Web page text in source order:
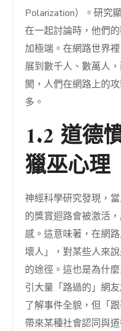
Polarization）。研究
在一起討論時，他們
加極端。在網路世界
展到數千人、數萬人
閡，人們在網路上的
多。
1.2 道德
獵巫心理
神經科學研究發現，
的獎賞迴路會被激活
感。這意味著，在網
壞人」，對某些人來
的途徑。這也是為什
引大量「路過的」網
了解事件全貌，但「
帶來某種社會認同與